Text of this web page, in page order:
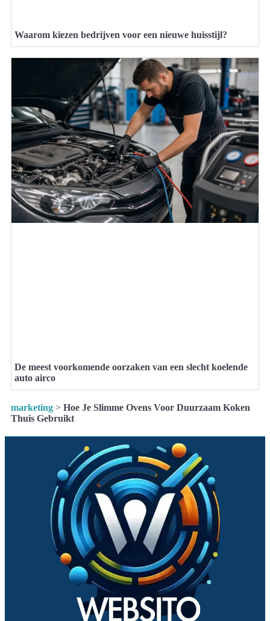
Waarom kiezen bedrijven voor een nieuwe huisstijl?
De meest voorkomende oorzaken van een slecht koelende
auto airco
marketing > Hoe Je Slimme Ovens Voor Duurzaam Koken
Thuis Gebruikt